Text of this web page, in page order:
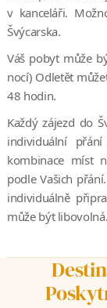
v kanceláři.
Švýcarska.
Váš pobyt může
nocí) Odletět
48 hodin.
Každý zájezd do
individuální
kombinace míst
podle Vašich
individuálně
může být libovolná.